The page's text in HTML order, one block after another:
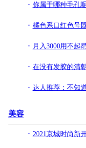
你属于哪种毛孔
橘色系口红色号既暖又甜又显白
月入3000用不起昂贵护肤品？跟
在没有发胶的清朝, 这些奇怪
达人推荐：不知道买什么？排名
美容
2021京城时尚新开季，三里